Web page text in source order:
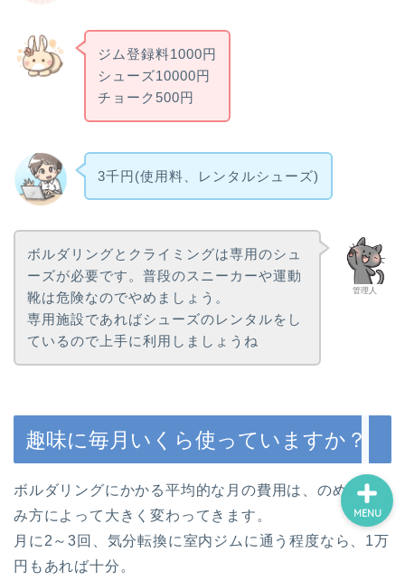
ジム登録料1000円
シューズ10000円
チョーク500円
3千円(使用料、レンタルシューズ)
管理人
ボルダリングとクライミングは専用のシュ
ーズが必要です。普段のスニーカーや運動
靴は危険なのでやめましょう。
専用施設であればシューズのレンタルをし
ているので上手に利用しましょうね
趣味に毎月いくら使っていますか？
ボルダリングにかかる平均的な月の費用は、のめり込
み方によって大きく変わってきます。
月に2～3回、気分転換に室内ジムに通う程度なら、1万
円もあれば十分。
MENU
ホーム
鑑賞・外出